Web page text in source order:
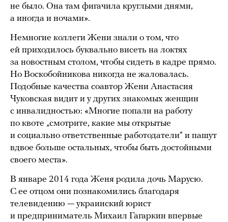
не было. Она там фигачила круглыми днями,
а иногда и ночами».
Немногие коллеги Жени знали о том, что
ей приходилось буквально висеть на локтях
за новостным столом, чтобы сидеть в кадре прямо.
Но Воскобойникова никогда не жаловалась.
Подобные качества соавтор Жени Анастасия
Чуковская видит и у других знакомых женщин
с инвалидностью: «Многие попали на работу
по квоте „смотрите, какие мы открытые
и социально ответственные работодатели“ и пашут
вдвое больше остальных, чтобы быть достойными
своего места».
В январе 2014 года Женя родила дочь Марусю.
С ее отцом они познакомились благодаря
телевидению — украинский юрист
и предприниматель Михаил Гагаркин впервые